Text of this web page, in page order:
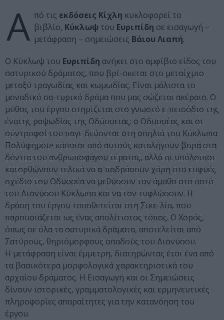
Α πό τις εκδόσεις Κίχλη κυκλοφορεί το
βιβλίο, Κύκλωψ του Ευριπίδη σε εισαγωγή –
μετάφραση – σημειώσεις Βάιου Λιαπή.
Ο Κύκλωψ του Ευριπίδη ανήκει στο αμφίβιο είδος του
σατυρικού δράματος, που βρί-σκεται στο μεταίχμιο
μεταξύ τραγωδίας και κωμωδίας. Είναι μάλιστα το
μοναδικό σα-τυρικό δράμα που μας σώζεται ακέραιο. Ο
μύθος του έργου στηρίζεται στο γνωστό ε-πεισόδιο της
ένατης ραψωδίας της Οδύσσειας: ο Οδυσσέας και οι
σύντροφοί του παγι-δεύονται στη σπηλιά του Κύκλωπα
Πολύφημου• κάποιοι από αυτούς καταλήγουν βορά στα
δόντια του ανθρωποφάγου τέρατος, αλλά οι υπόλοιποι
κατορθώνουν τελικά να α-ποδράσουν χάρη στο ευφυές
σχέδιο του Οδυσσέα να μεθύσουν τον άμαθο στο ποτό
του Διονύσου Κύκλωπα και να τον τυφλώσουν. Η
δράση του έργου τοποθετείται στη Σικε-λία, που
παρουσιάζεται ως ένας απολίτιστος τόπος. Ο Χορός,
όπως σε όλα τα σατυρικά δράματα, αποτελείται από
Σατύρους, θηριόμορφους οπαδούς του Διονύσου.
Η μετάφραση είναι έμμετρη, διατηρώντας έτσι ένα από
τα βασικότερα μορφολογικά χαρακτηριστικά του
αρχαίου δράματος. Η Εισαγωγή και οι Σημειώσεις
δίνουν ιστορικές, γραμματολογικές και ερμηνευτικές
πληροφορίες απαραίτητες για την κατανόηση του
έργου.